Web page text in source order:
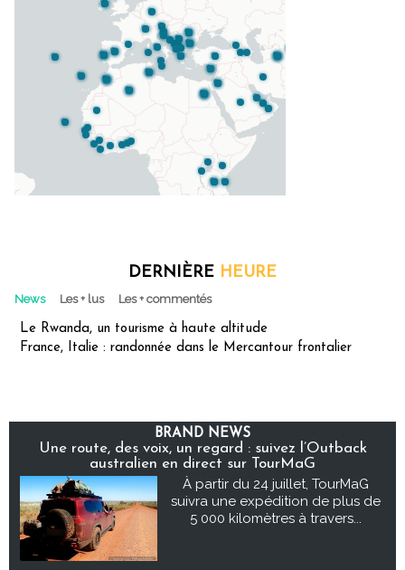
DERNIÈRE HEURE
News Les + lus Les + commentés
Le Rwanda, un tourisme à haute altitude
France, Italie : randonnée dans le Mercantour frontalier
BRAND NEWS
Une route, des voix, un regard : suivez l’Outback
australien en direct sur TourMaG
À partir du 24 juillet, TourMaG
suivra une expédition de plus de
5 000 kilomètres à travers...